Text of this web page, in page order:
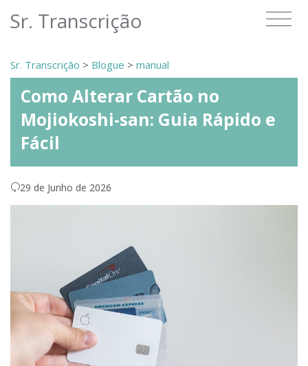
Sr. Transcrição
Sr. Transcrição > Blogue > manual
Como Alterar Cartão no
Mojiokoshi-san: Guia Rápido e
Fácil
29 de Junho de 2026